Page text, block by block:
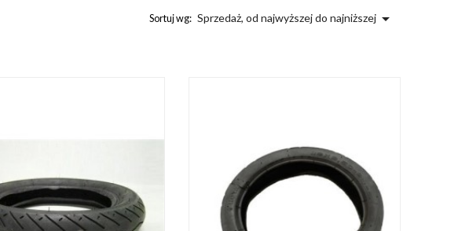
Sortuj wg: Sprzedaż, od najwyższej do najniższej 